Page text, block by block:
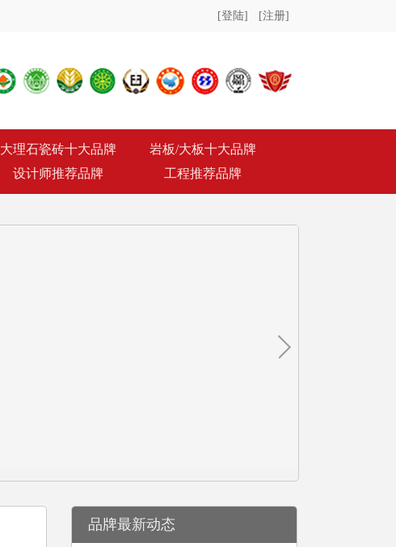
[登陆] [注册]
大理石瓷砖十大品牌
岩板/大板十大品牌
设计师推荐品牌 工程推荐品牌
品牌最新动态